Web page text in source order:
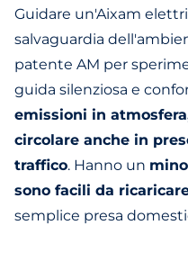
Guidare un'Aixam
salvaguardia
patente AM per
guida silenziosa e
emissioni in
circolare anche in
traffico. Hanno un
sono facili da
semplice presa